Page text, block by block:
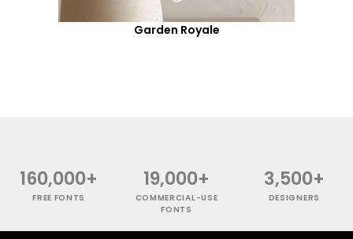
Garden Royale
160,000+
FREE FONTS
19,000+
COMMERCIAL-USE
FONTS
3,500+
DESIGNERS